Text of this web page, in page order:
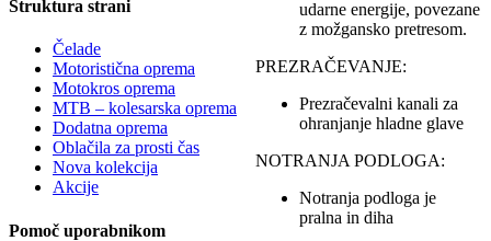
udarne energije, povezane
z možgansko pretresom.
PREZRAČEVANJE:
Prezračevalni kanali za
ohranjanje hladne glave
NOTRANJA PODLOGA:
Notranja podloga je
pralna in diha
Struktura strani
Čelade
Motoristična oprema
Motokros oprema
MTB – kolesarska oprema
Dodatna oprema
Oblačila za prosti čas
Nova kolekcija
Akcije
Pomoč uporabnikom